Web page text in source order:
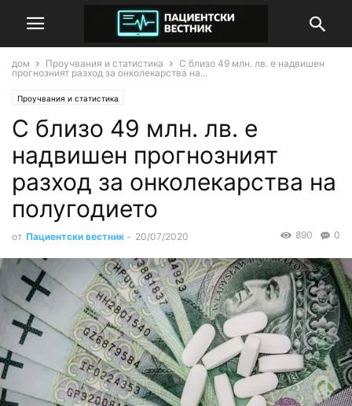
дом Проучвания и статистика
С близо 49 млн. лв. е надвишен
прогнозният разход за онколекарства на...
Проучвания и статистика
С близо 49 млн. лв. е
надвишен прогнозният
разход за онколекарства на
полугодието
от Пациентски вестник - 20/07/2020 0
890